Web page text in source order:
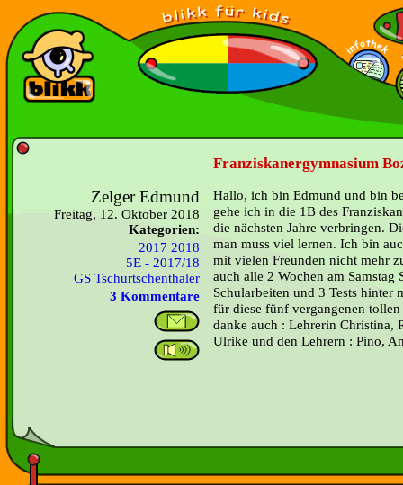
Franziskanergymnasium
Zelger Edmund
Freitag, 12. Oktober 2018
Kategorien:
2017 2018
5E - 2017/18
GS Tschurtschenthaler
3 Kommentare
Hallo, ich bin Edmund und bin
gehe ich in die 1B des
die nächsten Jahre verbringen.
man muss viel lernen. Ich bin
mit vielen Freunden nicht mehr
auch alle 2 Wochen am Samstag
Schularbeiten und 3 Tests
für diese fünf vergangenen
danke auch : Lehrerin Christina,
Ulrike und den Lehrern : Pino,